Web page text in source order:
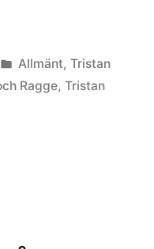
Publicerat
i
Allmänt,Tristan
Ragge, Tristan